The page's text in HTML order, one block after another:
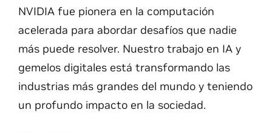
NVIDIA fue pionera en la computación
acelerada para abordar desafíos que nadie
más puede resolver. Nuestro trabajo en IA y
gemelos digitales está transformando las
industrias más grandes del mundo y teniendo
un profundo impacto en la sociedad.